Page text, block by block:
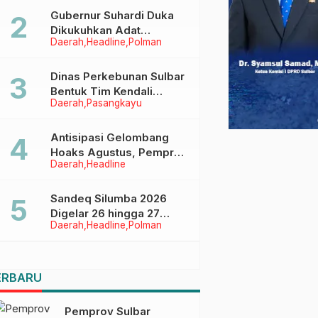
Menggapai Cita-Cita
Daerah Headline Polman
Gubernur Suhardi Duka
Dikukuhkan Adat
Balanipa, Raih Gelar Sulo
Daerah Pasangkayu
Dinas Perkebunan Sulbar
Bentuk Tim Kendali
Internal ICS untuk Dukung
di Pasangkayu
Daerah Headline
Antisipasi Gelombang
Hoaks Agustus, Pemprov
Sulbar Ajak Warga Jaga
Daerah Headline Polman
Sandeq Silumba 2026
Digelar 26 hingga 27
September, Rangkaian
Pemprov Sulbar